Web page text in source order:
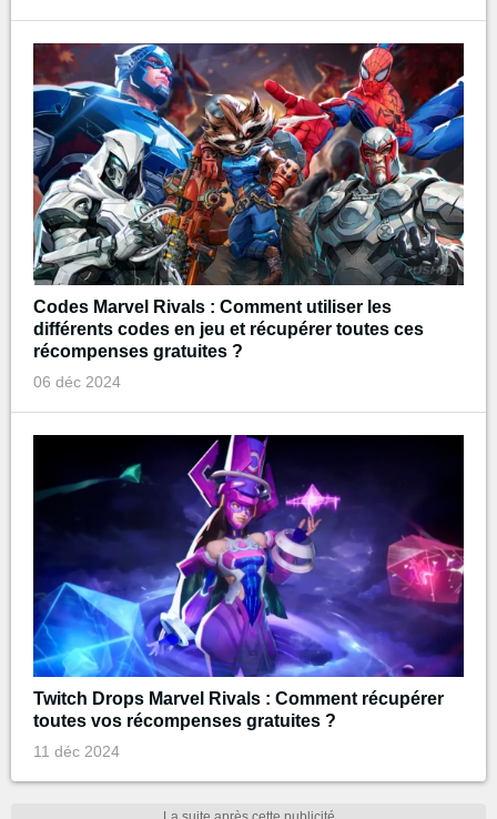
Codes Marvel Rivals : Comment utiliser les
différents codes en jeu et récupérer toutes ces
récompenses gratuites ?
06 déc 2024
Twitch Drops Marvel Rivals : Comment récupérer
toutes vos récompenses gratuites ?
11 déc 2024